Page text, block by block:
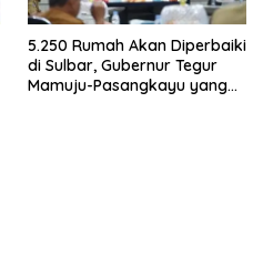
5.250 Rumah Akan Diperbaiki
di Sulbar, Gubernur Tegur
Mamuju-Pasangkayu yang